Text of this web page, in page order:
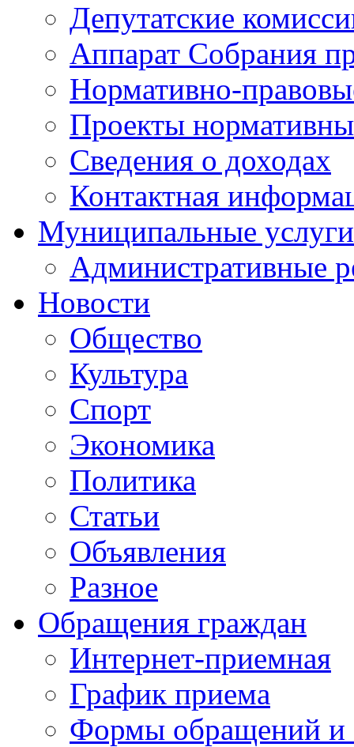
Депутатские
Аппарат Собрания
Нормативно-
Проекты
Сведения о доходах
Контактная
Муниципальные услуги
Административные
Новости
Общество
Культура
Спорт
Экономика
Политика
Статьи
Объявления
Разное
Обращения граждан
Интернет-приемная
График приема
Формы обращений и